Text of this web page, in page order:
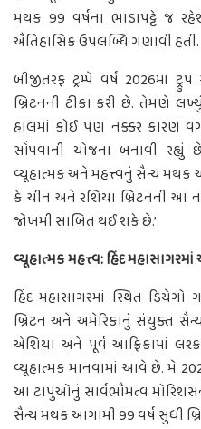
મથક 99 વર્ષના ભાડાપટ્ટે જ
ઐતિહાસિક ઉપલબ્ધિ ગણાવી હતી.
બીજીતરફ ટ્રમ્પે વર્ષ 2026માં
બ્રિટનની ટીકા કરી છે. તેમણે
હાલમાં કોઈ પણ નક્કર કારણ
સોંપવાની યોજના બનાવી
વ્યૂહાત્મક અને મહત્ત્વનું સૈન્ય
કે ચીન અને રશિયા બ્રિટનની આ
જોખમી સાબિત થઈ શકે છે.’
વ્યૂહાત્મક મહત્ત્વ: હિંદ
હિંદ મહાસાગરમાં સ્થિત ડિયેગો
બ્રિટન અને અમેરિકાનું સંયુક્ત
એશિયા અને પૂર્વ આફ્રિકામાં
વ્યૂહાત્મક માનવામાં આવે છે. મે
આ ટાપુઓનું સાર્વભૌમત્વ
સૈન્ય મથક આગામી 99 વર્ષ સુધી